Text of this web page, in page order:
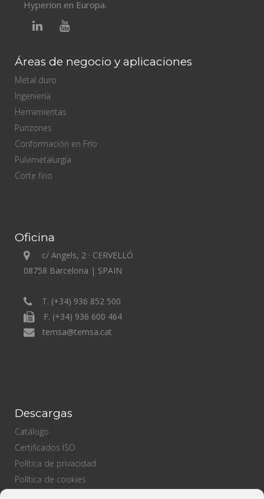
Hyperion en Europa.
Áreas de negocio y aplicaciones
Metal duro
Ingeniería
Herramientas
Punzones
Conformación en Frío
Pulvimetalurgia
Corte fino
Oficina
c/ Angels, 2 · CERVELLÓ
08758 Barcelona | SPAIN
T. (+34) 936 852 500
F. (+34) 936 600 464
temsa@temsa.cat
Descargas
Catálogo
Certificados ISO
Política de privacidad
Política de cookies